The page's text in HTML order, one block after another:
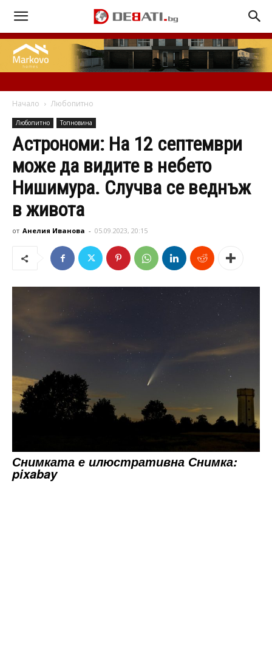
Начало Любопитно
Любопитно Топновина
Астрономи: На 12 септември
може да видите в небето
Нишимура. Случва се веднъж
в живота
от Анелия Иванова - 05.09.2023, 20:15
Снимката е илюстративна Снимка:
pixabay